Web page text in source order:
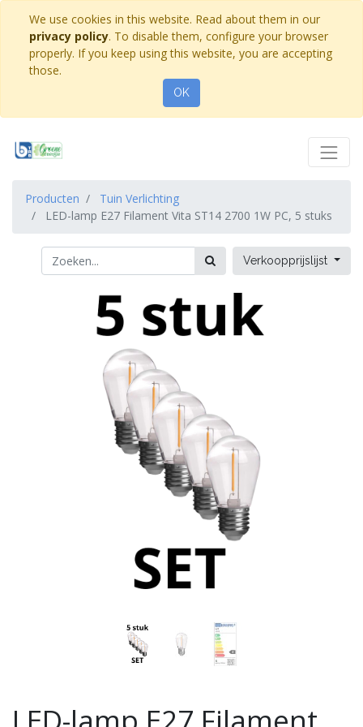
We use cookies in this website. Read about them in our
privacy policy. To disable them, configure your browser
properly. If you keep using this website, you are accepting
those.
OK
Producten
Tuin Verlichting
LED-lamp E27 Filament Vita ST14 2700 1W PC, 5 stuks
Verkoopprijslijst